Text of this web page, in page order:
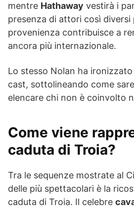
mentre Hathaway vestirà i
presenza di attori così diversi
provenienza contribuisce a
ancora più internazionale.
Lo stesso Nolan ha
cast, sottolineando come
elencare chi non è coinvolto
Come viene
caduta di Troia?
Tra le sequenze mostrate al
delle più spettacolari è la
caduta di Troia. Il celebre